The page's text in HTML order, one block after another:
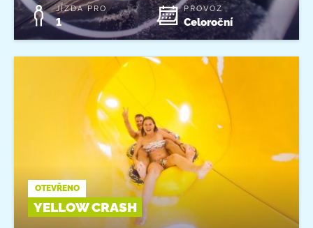
JÍZDA PRO
1
PROVOZ
Celoroční
OTEVŘENO
YELLOW CRASH